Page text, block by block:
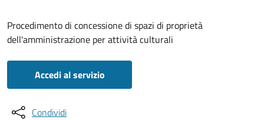
Procedimento di concessione di spazi di proprietà
dell'amministrazione per attività culturali
Accedi al servizio
Condividi